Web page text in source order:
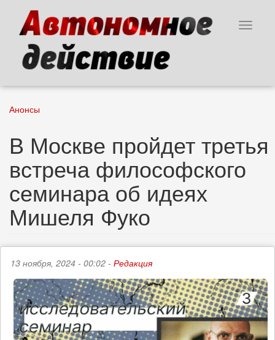
основному
содержанию
Toggle
Анонсы
В Москве пройдет третья
встреча философского
семинара об идеях
Мишеля Фуко
13 ноября, 2024 - 00:02 - Редакция